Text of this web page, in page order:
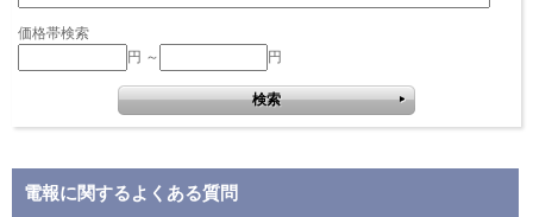
価格帯検索
円 ～
円
電報に関するよくある質問